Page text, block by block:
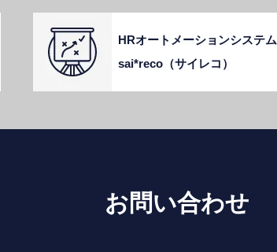
HRオートメーションシステム
sai*reco（サイレコ）
お問い合わせ